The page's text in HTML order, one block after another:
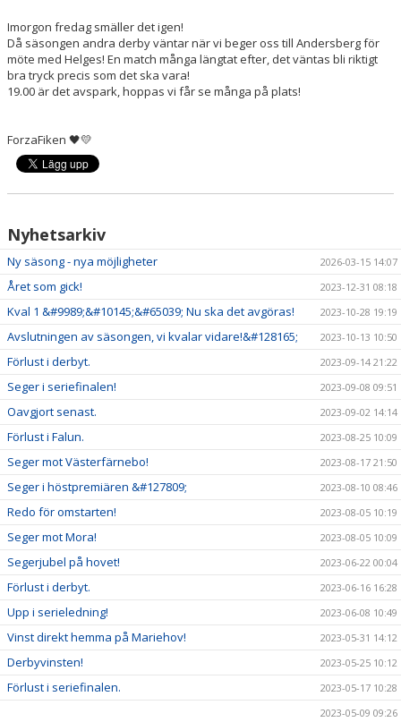
Imorgon fredag smäller det igen!
Då säsongen andra derby väntar när vi beger oss till Andersberg för
möte med Helges! En match många längtat efter, det väntas bli riktigt
bra tryck precis som det ska vara!
19.00 är det avspark, hoppas vi får se många på plats!
ForzaFiken 🖤💛
Nyhetsarkiv
Ny säsong - nya möjligheter 2026-03-15 14:07
Året som gick! 2023-12-31 08:18
Kval 1 &#9989;&#10145;&#65039; Nu ska det avgöras! 2023-10-28 19:19
Avslutningen av säsongen, vi kvalar vidare!&#128165; 2023-10-13 10:50
Förlust i derbyt. 2023-09-14 21:22
Seger i seriefinalen! 2023-09-08 09:51
Oavgjort senast. 2023-09-02 14:14
Förlust i Falun. 2023-08-25 10:09
Seger mot Västerfärnebo! 2023-08-17 21:50
Seger i höstpremiären &#127809; 2023-08-10 08:46
Redo för omstarten! 2023-08-05 10:19
Seger mot Mora! 2023-08-05 10:09
Segerjubel på hovet! 2023-06-22 00:04
Förlust i derbyt. 2023-06-16 16:28
Upp i serieledning! 2023-06-08 10:49
Vinst direkt hemma på Mariehov! 2023-05-31 14:12
Derbyvinsten! 2023-05-25 10:12
Förlust i seriefinalen.
2023-05-17 10:28
2023-05-09 09:26